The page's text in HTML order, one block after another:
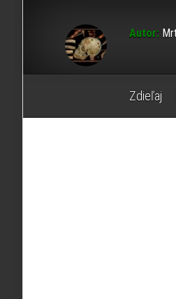
Autor:
Zdieľaj